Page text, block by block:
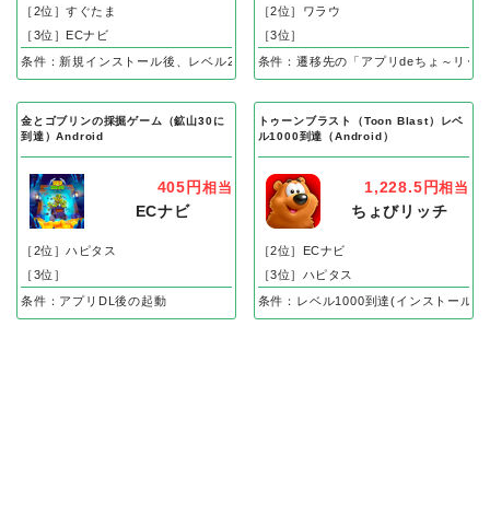
［2位］すぐたま
［3位］ECナビ
条件：新規インストール後、レベル25到達で成果
［2位］ワラウ
［3位］
条件：遷移先の「アプリdeちょ～リッ
金とゴブリンの採掘ゲーム（鉱山30に
到達）Android
405円 相当
ECナビ
［2位］ハピタス
［3位］
条件：アプリDL後の起動
トゥーンブラスト（Toon Blast）レベ
ル1000到達（Android）
1,228.5円相当
ちょびリッチ
［2位］ECナビ
［3位］ハピタス
条件：レベル1000到達(インストール後